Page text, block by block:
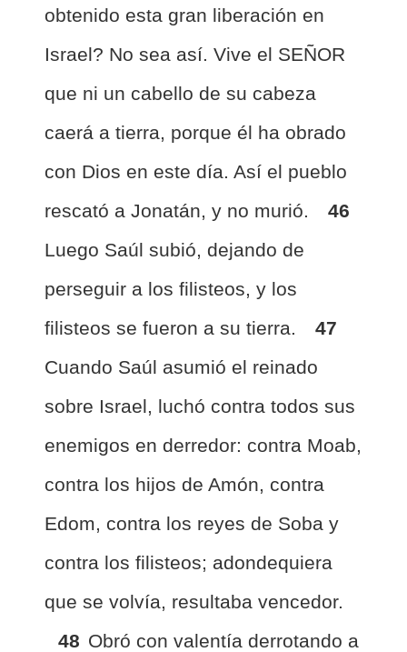
obtenido esta gran liberación en
Israel? No sea así. Vive el SEÑOR
que ni un cabello de su cabeza
caerá a tierra, porque él ha obrado
con Dios en este día. Así el pueblo
rescató a Jonatán, y no murió.
46
Luego Saúl subió, dejando de
perseguir a los filisteos, y los
filisteos se fueron a su tierra.
47
Cuando Saúl asumió el reinado
sobre Israel, luchó contra todos sus
enemigos en derredor: contra Moab,
contra los hijos de Amón, contra
Edom, contra los reyes de Soba y
contra los filisteos; adondequiera
que se volvía, resultaba vencedor.
48 Obró con valentía derrotando a